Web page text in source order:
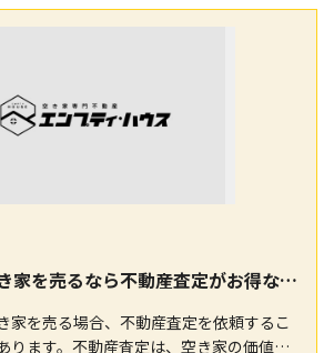
【みやき町】空き家を売るなら不動産査定がお得な理由
家を売る場合、不動産査定を依頼するこ
ります。不動産査定は、空き家の価値を